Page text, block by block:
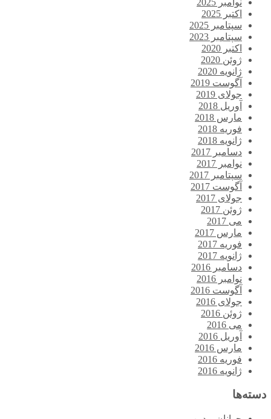
نوامبر 2025
اکتبر 2025
سپتامبر 2025
سپتامبر 2023
اکتبر 2020
ژوئن 2020
ژانویه 2020
آگوست 2019
جولای 2019
آوریل 2018
مارس 2018
فوریه 2018
ژانویه 2018
دسامبر 2017
نوامبر 2017
سپتامبر 2017
آگوست 2017
جولای 2017
ژوئن 2017
می 2017
مارس 2017
فوریه 2017
ژانویه 2017
دسامبر 2016
نوامبر 2016
آگوست 2016
جولای 2016
ژوئن 2016
می 2016
آوریل 2016
مارس 2016
فوریه 2016
ژانویه 2016
دسته‌ها